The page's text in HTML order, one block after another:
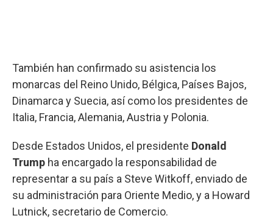
También han confirmado su asistencia los
monarcas del Reino Unido, Bélgica, Países Bajos,
Dinamarca y Suecia, así como los presidentes de
Italia, Francia, Alemania, Austria y Polonia.
Desde Estados Unidos, el presidente Donald
Trump ha encargado la responsabilidad de
representar a su país a Steve Witkoff, enviado de
su administración para Oriente Medio, y a Howard
Lutnick, secretario de Comercio.